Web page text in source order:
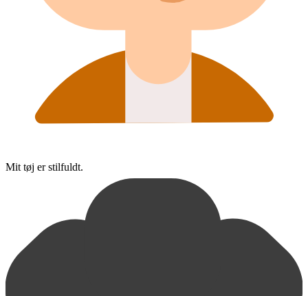
Mit tøj er stilfuldt.